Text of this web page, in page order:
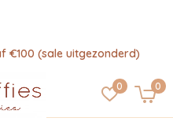
0 0
€100 (sale uitgezonderd)